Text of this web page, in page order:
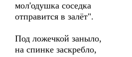
мол'одушка соседка
отправится в залёт".
Под ложечкой заныло,
на спинке заскребло,